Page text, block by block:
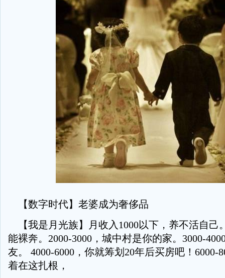
【数字时代】老婆成为奢侈品
【我是月光族】月收入1000以下，养不活自己
能裸奔。2000-3000，城中村是你的家。3000-
友。 4000-6000，你就筹划20年后买房吧！6000-
着在这扎根，